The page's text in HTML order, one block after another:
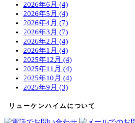
2026年6月 (4)
2026年5月 (4)
2026年4月 (7)
2026年3月 (7)
2026年2月 (4)
2026年1月 (4)
2025年12月 (4)
2025年11月 (4)
2025年10月 (4)
2025年9月 (3)
リューケンハイムについて